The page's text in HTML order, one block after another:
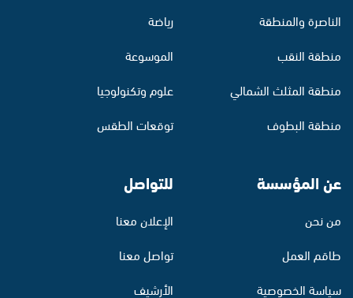
الناصرة والمنطقة
منطقة النقب
منطقة المثلث الشمالي
منطقة البطوف
رياضة
الموسوعة
علوم وتكنولوجيا
توقعات الطقس
عن المؤسسة
من نحن
طاقم العمل
سياسة الخصوصية
للتواصل
الإعلان معنا
تواصل معنا
الأرشيف